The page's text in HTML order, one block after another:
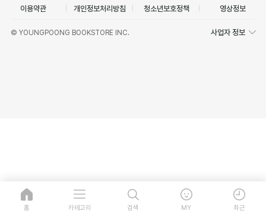
이용약관 개인정보처리방침 청소년보호정책 영상정보
© YOUNGPOONG BOOKSTORE INC. 사업자 정보
홈 카테고리 검색 MY 최근